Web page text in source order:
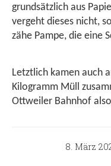
grundsätzlich aus
vergeht dieses nicht,
zähe Pampe, die eine
Letztlich kamen auch
Kilogramm Müll
Ottweiler Bahnhof
8. März